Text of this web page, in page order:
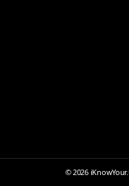
© 2026